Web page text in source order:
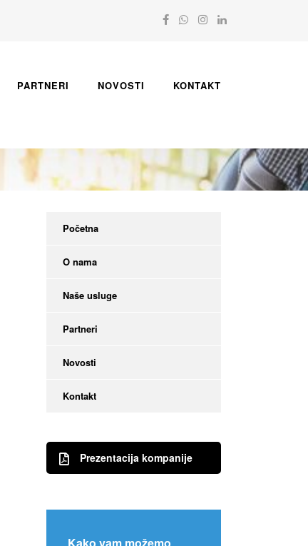
PARTNERI NOVOSTI KONTAKT
Početna
O nama
Naše usluge
Partneri
Novosti
Kontakt
Prezentacija kompanije
Kako vam možemo